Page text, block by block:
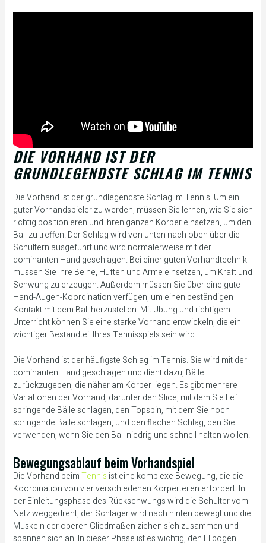
DIE VORHAND IST DER
GRUNDLEGENDSTE SCHLAG IM TENNIS
Die Vorhand ist der grundlegendste Schlag im Tennis. Um ein
guter Vorhandspieler zu werden, müssen Sie lernen, wie Sie sich
richtig positionieren und Ihren ganzen Körper einsetzen, um den
Ball zu treffen. Der Schlag wird von unten nach oben über die
Schultern ausgeführt und wird normalerweise mit der
dominanten Hand geschlagen. Bei einer guten Vorhandtechnik
müssen Sie Ihre Beine, Hüften und Arme einsetzen, um Kraft und
Schwung zu erzeugen. Außerdem müssen Sie über eine gute
Hand-Augen-Koordination verfügen, um einen beständigen
Kontakt mit dem Ball herzustellen. Mit Übung und richtigem
Unterricht können Sie eine starke Vorhand entwickeln, die ein
wichtiger Bestandteil Ihres Tennisspiels sein wird.
Die Vorhand ist der häufigste Schlag im Tennis. Sie wird mit der
dominanten Hand geschlagen und dient dazu, Bälle
zurückzugeben, die näher am Körper liegen. Es gibt mehrere
Variationen der Vorhand, darunter den Slice, mit dem Sie tief
springende Bälle schlagen, den Topspin, mit dem Sie hoch
springende Bälle schlagen, und den flachen Schlag, den Sie
verwenden, wenn Sie den Ball niedrig und schnell halten wollen.
Bewegungsablauf beim Vorhandspiel
Die Vorhand beimTennis ist eine komplexe Bewegung, die die
Koordination von vier verschiedenen Körperteilen erfordert. In
der Einleitungsphase des Rückschwungs wird die Schulter vom
Netz weggedreht, der Schläger wird nach hinten bewegt und die
Muskeln der oberen Gliedmaßen ziehen sich zusammen und
spannen sich an. In dieser Phase ist es wichtig, den Ellbogen